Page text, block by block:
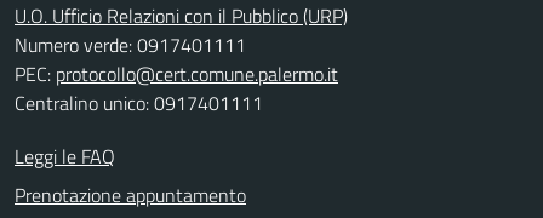
U.O. Ufficio Relazioni con il Pubblico (URP)
Numero verde: 0917401111
PEC: protocollo@cert.comune.palermo.it
Centralino unico: 0917401111
Leggi le FAQ
Prenotazione appuntamento